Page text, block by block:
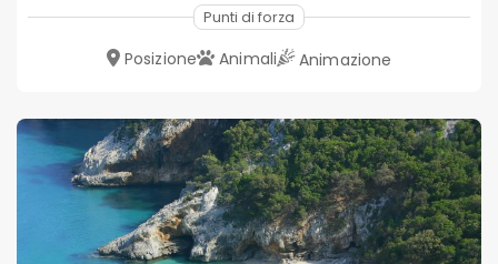
Punti di forza
Posizione Animali Animazione